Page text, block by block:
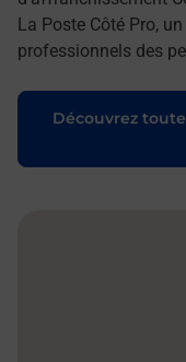
La Poste Côté Pro,
professionnels des
Découvrez